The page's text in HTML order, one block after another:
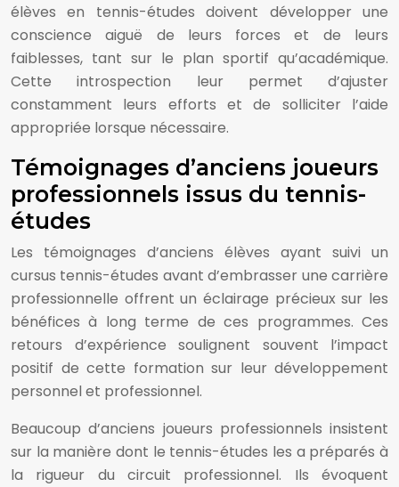
élèves en tennis-études doivent développer une
conscience aiguë de leurs forces et de leurs
faiblesses, tant sur le plan sportif qu’académique.
Cette introspection leur permet d’ajuster
constamment leurs efforts et de solliciter l’aide
appropriée lorsque nécessaire.
Témoignages d’anciens joueurs
professionnels issus du tennis-
études
Les témoignages d’anciens élèves ayant suivi un
cursus tennis-études avant d’embrasser une carrière
professionnelle offrent un éclairage précieux sur les
bénéfices à long terme de ces programmes. Ces
retours d’expérience soulignent souvent l’impact
positif de cette formation sur leur développement
personnel et professionnel.
Beaucoup d’anciens joueurs professionnels insistent
sur la manière dont le tennis-études les a préparés à
la rigueur du circuit professionnel. Ils évoquent